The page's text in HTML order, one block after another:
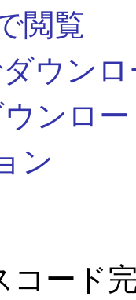
閲覧
ウン
ンロ
ン
コード